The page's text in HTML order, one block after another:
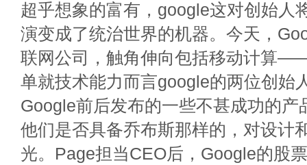
超乎想象的富有，google这对创始人
演变成了统治世界的机器。今天，
联网公司，触角伸向包括移动计算
单就技术能力而言google的两位创始
Google前后发布的一些不甚成功的产
他们是否具备乔布斯那样的，对设计
光。Page担当CEO后，Google的股